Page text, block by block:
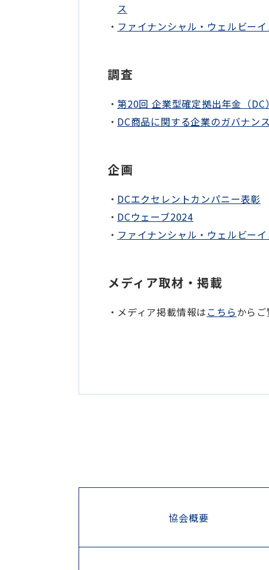
ス
ファイナンシャル・ウェルビー
調査
第20回 企業型確定拠出年金（
DC商品に関する企業のガバナン
企画
DCエクセレントカンパニー表彰
DCウェーブ2024
ファイナンシャル・ウェルビー
メディア取材・掲載
メディア掲載情報はこちらからご
協会概要